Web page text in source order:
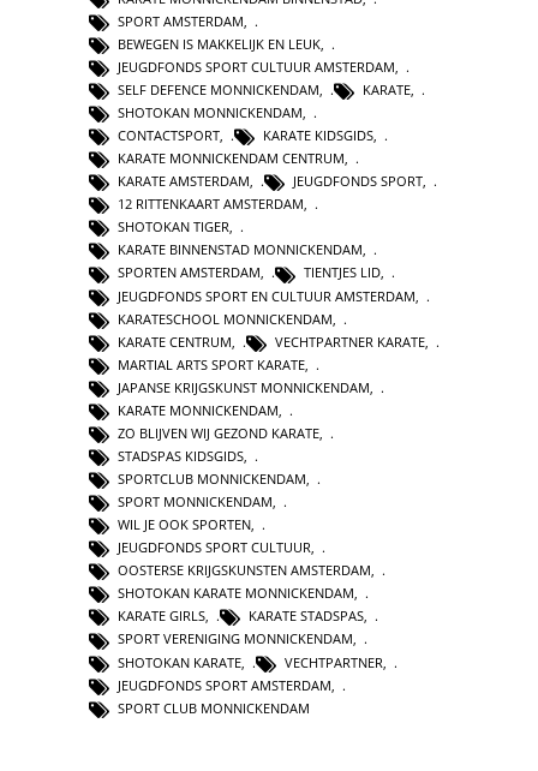
SPORT AMSTERDAM
BEWEGEN IS MAKKELIJK EN LEUK
JEUGDFONDS SPORT CULTUUR AMSTERDAM
SELF DEFENCE MONNICKENDAM
KARATE
SHOTOKAN MONNICKENDAM,
CONTACTSPORT, KARATE KIDSGIDS,
KARATE MONNICKENDAM CENTRUM,
KARATE AMSTERDAM, JEUGDFONDS SPORT,
12 RITTENKAART AMSTERDAM,
SHOTOKAN TIGER,
KARATE BINNENSTAD MONNICKENDAM,
SPORTEN AMSTERDAM, TIENTJES LID,
JEUGDFONDS SPORT EN CULTUUR AMSTERDAM
KARATESCHOOL MONNICKENDAM
KARATE CENTRUM
VECHTPARTNER KARATE
MARTIAL ARTS SPORT KARATE
JAPANSE KRIJGSKUNST MONNICKENDAM
KARATE MONNICKENDAM
ZO BLIJVEN WIJ GEZOND KARATE
STADSPAS KIDSGIDS
SPORTCLUB MONNICKENDAM,
SPORT MONNICKENDAM,
WIL JE OOK SPORTEN,
JEUGDFONDS SPORT CULTUUR,
OOSTERSE KRIJGSKUNSTEN AMSTERDAM,
SHOTOKAN KARATE MONNICKENDAM,
KARATE GIRLS, KARATE STADSPAS,
SPORT VERENIGING MONNICKENDAM,
SHOTOKAN KARATE
VECHTPARTNER
JEUGDFONDS SPORT AMSTERDAM
SPORT CLUB MONNICKENDAM